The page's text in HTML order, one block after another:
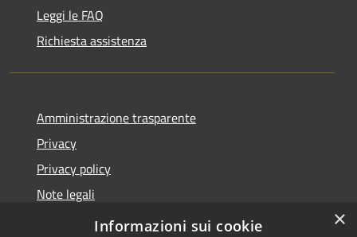
Leggi le FAQ
Richiesta assistenza
Amministrazione trasparente
Privacy
Privacy policy
Note legali
Dichiarazione di accessibilità
×
Informazioni sui cookie